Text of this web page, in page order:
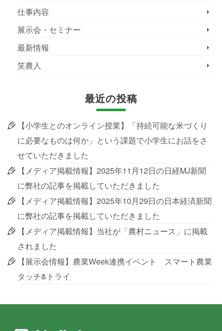
仕事内容
展示会・セミナー
最新情報
笑農人
最近の投稿
【小学生とのオンライン授業】「持続可能な米づくり
に必要なものは何か」という課題で小学生にお話をさ
せていただきました
【メディア掲載情報】2025年11月12日の日経MJ新聞
に弊社の記事を掲載していただきました
【メディア掲載情報】2025年10月29日の日本経済新聞
に弊社の記事を掲載していただきました
【メディア掲載情報】当社が「農村ニュース」に掲載
されました
【展示会情報】農業Week連携イベント スマート農業
タッチ&トライ